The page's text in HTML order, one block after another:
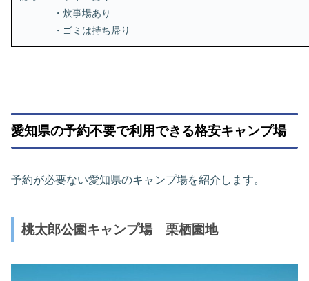
・炊事場あり
・ゴミは持ち帰り
愛知県の予約不要で利用できる格安キャンプ場
予約が必要ない愛知県のキャンプ場を紹介します。
桃太郎公園キャンプ場 栗栖園地